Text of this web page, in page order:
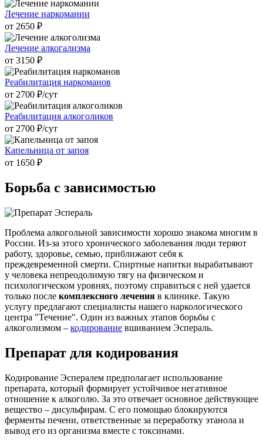
Лечение наркомании
от 2650 ₽
Лечение алкогализма
от 3150 ₽
Реабилитация наркоманов
от 2700 ₽/cут
Реабилитация алкоголиков
от 2700 ₽/cут
Капельница от запоя
от 1650 ₽
Борьба с зависимостью
Проблема алкогольной зависимости хорошо знакома многим в
России. Из-за этого хронического заболевания люди теряют
работу, здоровье, семью, приближают себя к
преждевременной смерти. Спиртные напитки вырабатывают
у человека непреодолимую тягу на физическом и
психологическом уровнях, поэтому справиться с ней удается
только после комплексного лечения в клинике. Такую
услугу предлагают специалисты нашего наркологического
центра "Течение". Один из важных этапов борьбы с
алкоголизмом – кодирование вшиванием Эспераль.
Препарат для кодирования
Кодирование Эспералем предполагает использование
препарата, который формирует устойчивое негативное
отношение к алкоголю. За это отвечает основное действующее
вещество – дисульфирам. С его помощью блокируются
ферменты печени, ответственные за переработку этанола и
вывод его из организма вместе с токсинами.